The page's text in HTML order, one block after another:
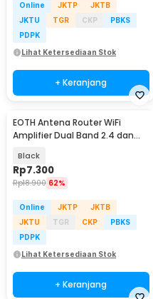
Online JKTP
JKTB
JKTU
TGR CKP
PBKS
PDPK
Lihat Ketersediaan Stok
+ Keranjang
EOTH Antena Router WiFi
Amplifier Dual Band 2.4 dan
Black
Rp7.300
Rp18.900 62%
Online JKTP
JKTB
JKTU
TGR CKP
PBKS
PDPK
Lihat Ketersediaan Stok
+ Keranjang